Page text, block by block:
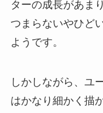
ターの成長があま
つまらないやひど
ようです。
しかしながら、ユ
はかなり細かく描